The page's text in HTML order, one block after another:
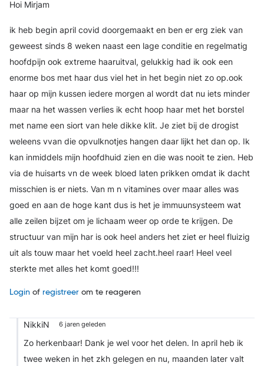
Hoi Mirjam
ik heb begin april covid doorgemaakt en ben er erg ziek van
geweest sinds 8 weken naast een lage conditie en regelmatig
hoofdpijn ook extreme haaruitval, gelukkig had ik ook een
enorme bos met haar dus viel het in het begin niet zo op.ook
haar op mijn kussen iedere morgen al wordt dat nu iets minder
maar na het wassen verlies ik echt hoop haar met het borstel
met name een siort van hele dikke klit. Je ziet bij de drogist
weleens vvan die opvulknotjes hangen daar lijkt het dan op. Ik
kan inmiddels mijn hoofdhuid zien en die was nooit te zien. Heb
via de huisarts vn de week bloed laten prikken omdat ik dacht
misschien is er niets. Van m n vitamines over maar alles was
goed en aan de hoge kant dus is het je immuunsysteem wat
alle zeilen bijzet om je lichaam weer op orde te krijgen. De
structuur van mijn har is ook heel anders het ziet er heel fluizig
uit als touw maar het voeld heel zacht.heel raar! Heel veel
sterkte met alles het komt goed!!!
Login of registreer om te reageren
NikkiN 6 jaren geleden
Zo herkenbaar! Dank je wel voor het delen. In april heb ik
twee weken in het zkh gelegen en nu, maanden later valt